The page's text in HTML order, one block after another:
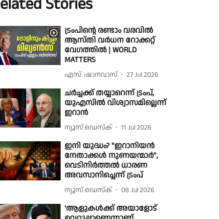
ട്രംപിന്റെ രണ്ടാം വരവില്‍
ആസ്തി വര്‍ധന റോക്കറ്റ്
വേഗത്തില്‍ | WORLD
MATTERS
എസ്. ഷാനവാസ് 27 Jul 2026
ചർച്ചക്ക് തയ്യാറെന്ന് ട്രംപ്,
യുഎസിൽ വിശ്വാസമില്ലെന്ന്
ഇറാൻ
ന്യൂസ് ഡെസ്ക് 11 Jul 2026
ഇനി യുദ്ധം? "ഇറാനിയൻ
നേതാക്കൾ നുണയന്മാർ",
വെടിനിർത്തൽ ധാരണ
അവസാനിച്ചെന്ന് ട്രംപ്
ന്യൂസ് ഡെസ്ക് 08 Jul 2026
'ആളുകൾക്ക് അയാളോട്